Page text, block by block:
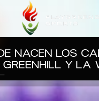
CERRAR
NACEN LOS
GREENHILL Y LA